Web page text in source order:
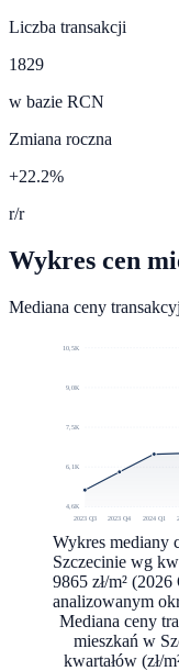
Liczba transakcji
1829
w bazie RCN
Zmiana roczna
+22.2%
r/r
Wykres cen
Mediana ceny
4,6K
6,1K
7,5K
9,0K
10,5K
2023 Q3 2023 Q4 2024 Q1
Wykres mediany
Szczecinie wg
9865 zł/m²
analizowanym
Mediana ceny
mieszkań w
kwartałów (zł/